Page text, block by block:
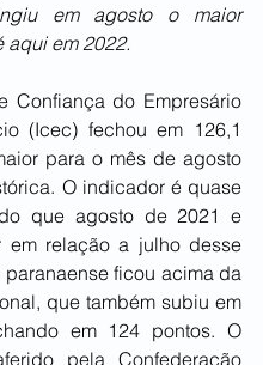
em agosto o maior
aqui em 2022.
Confiança do Empresário
(Icec) fechou em 126,1
para o mês de agosto
O indicador é quase
que agosto de 2021 e
em relação a julho desse
paranaense ficou acima da
que também subiu em
em 124 pontos. O
pela Confederação